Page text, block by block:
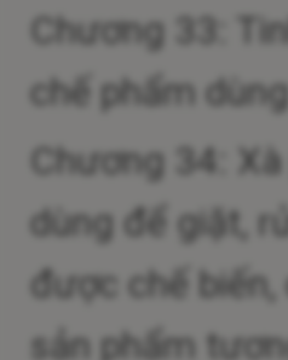
Chương 33:
chế phẩm
Chương 34:
dùng để giặt,
được chế
sản phẩm